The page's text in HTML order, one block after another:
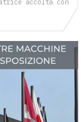
accolta con